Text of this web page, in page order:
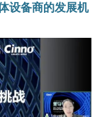
设备商的发展机